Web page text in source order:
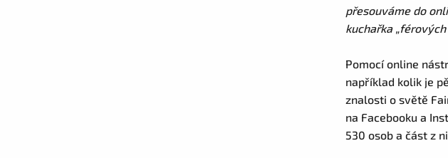
přesouváme do
kuchařka
Pomocí online
například kolik je
znalosti o světě
na Facebooku a
530 osob a část z